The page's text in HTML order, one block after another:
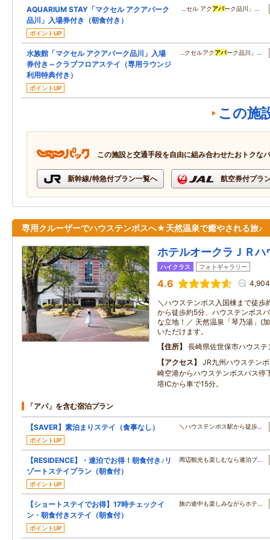
AQUARIUM STAY「マクセル アクアパーク
品川」入場券付き（朝食付き）
ポイントUP
…セル アクアパーク品川」…
水族館「マクセル アクアパーク品川」入場
券付き～クラブフロアステイ（専用ラウンジ
利用特典付き）
ポイントUP
…クセルアクアパーク品川」…
この施
この施設と交通手段を自由に組み合わせたおトクな
新幹線/特急付プラン一覧へ 航空券付プラ
専用クルーザーでハウステンボスへ★天然温泉で癒やされる旅♪
ホテルオークラＪＲハ
ハイクラス フォトギャラリー
4.6
＼ハウステンボス入国棟まで徒歩
から徒歩約5分、ハウステンボス
な立地！／ 天然温泉「琴乃湯」(
いただけます。
住所
長崎県佐世保市ハウス
アクセス
JR九州ハウステン
崎空港からハウステンボスバス停
塔ICから車で15分。
「アパ」を含む宿泊プラン
【SAVER】素泊まりステイ（食事なし）
ポイントUP
＼ハウステンボス駅から徒歩…
【RESIDENCE】・連泊でお得！朝食付き♪リ
ゾートステイプラン（朝食付）
ポイントUP
周辺観光も楽しむなら連泊プ…
【ショートステイでお得】17時チェックイ
ン・朝食付きステイ（朝食付）
ポイントUP
旅の途中も楽しみながらホテ…